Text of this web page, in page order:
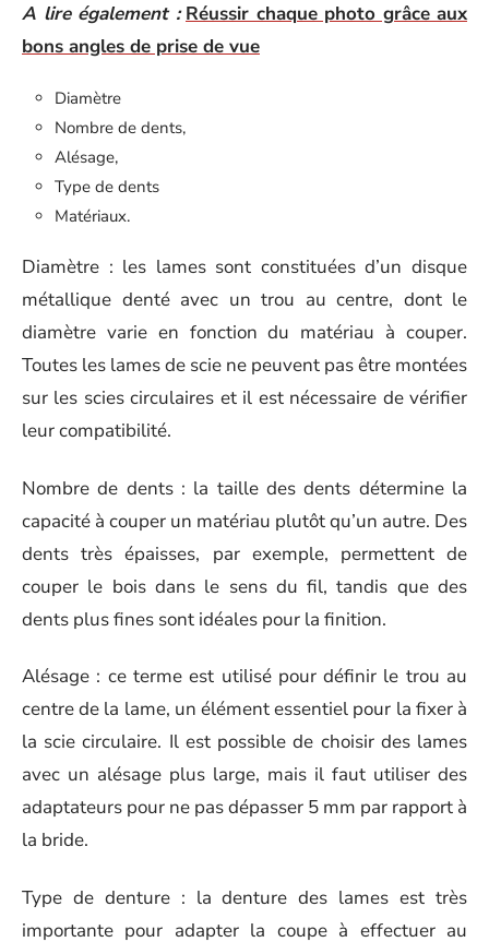
A lire également : Réussir chaque photo grâce aux
bons angles de prise de vue
Diamètre
Nombre de dents,
Alésage,
Type de dents
Matériaux.
Diamètre : les lames sont constituées d’un disque
métallique denté avec un trou au centre, dont le
diamètre varie en fonction du matériau à couper.
Toutes les lames de scie ne peuvent pas être montées
sur les scies circulaires et il est nécessaire de vérifier
leur compatibilité.
Nombre de dents : la taille des dents détermine la
capacité à couper un matériau plutôt qu’un autre. Des
dents très épaisses, par exemple, permettent de
couper le bois dans le sens du fil, tandis que des
dents plus fines sont idéales pour la finition.
Alésage : ce terme est utilisé pour définir le trou au
centre de la lame, un élément essentiel pour la fixer à
la scie circulaire. Il est possible de choisir des lames
avec un alésage plus large, mais il faut utiliser des
adaptateurs pour ne pas dépasser 5 mm par rapport à
la bride.
Type de denture : la denture des lames est très
importante pour adapter la coupe à effectuer au